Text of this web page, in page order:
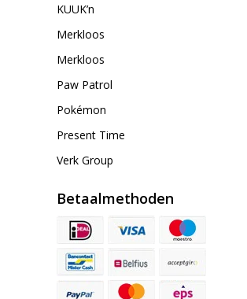
KUUK’n
Merkloos
Merkloos
Paw Patrol
Pokémon
Present Time
Verk Group
Betaalmethoden